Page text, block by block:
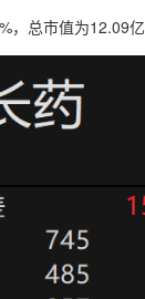
总市值为12.09亿